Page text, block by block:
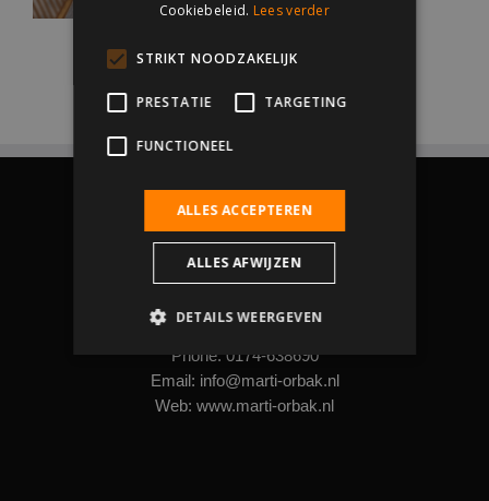
Hollewatering 3b, 2295 LV Kwintsheul
Phone: 0174-638690
Email: info@marti-orbak.nl
Web: www.marti-orbak.nl
Cookiebeleid. Lees verder
STRIKT NOODZAKELIJK
PRESTATIE TARGETING
FUNCTIONEEL
ALLES ACCEPTEREN
ALLES AFWIJZEN
DETAILS WEERGEVEN
Strikt noodzakelijk
Prestatie